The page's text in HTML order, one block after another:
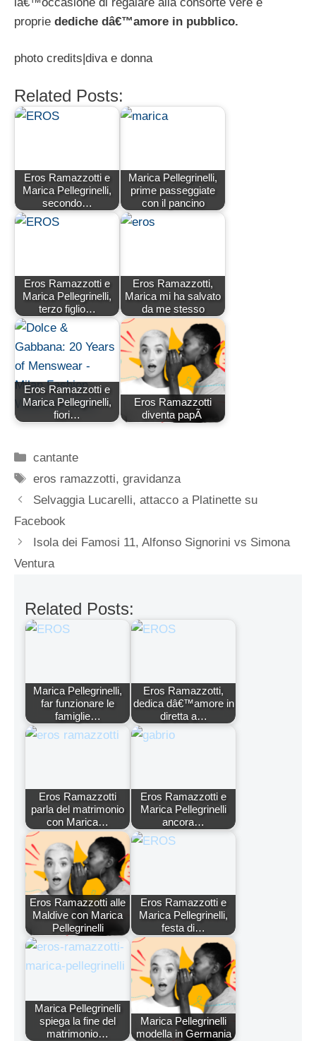
proprie dediche dâ€™amore in pubblico.
photo credits|diva e donna
Related Posts:
Eros Ramazzotti e
Marica Pellegrinelli,
secondo…
Marica Pellegrinelli,
prime passeggiate
con il pancino
Eros Ramazzotti e
Marica Pellegrinelli,
terzo figlio…
Eros Ramazzotti,
Marica mi ha salvato
da me stesso
Eros Ramazzotti e
Marica Pellegrinelli,
fiori…
Eros Ramazzotti
diventa papÃ
Categorie
cantante
Tag
eros ramazzotti,gravidanza
Selvaggia Lucarelli, attacco a Platinette su
Facebook
Isola dei Famosi 11, Alfonso Signorini vs Simona
Ventura
Related Posts:
Marica Pellegrinelli,
far funzionare le
famiglie…
Eros Ramazzotti,
dedica dâ€™amore in
diretta a…
Eros Ramazzotti
parla del matrimonio
con Marica…
Eros Ramazzotti e
Marica Pellegrinelli
ancora…
Eros Ramazzotti alle
Maldive con Marica
Pellegrinelli
Eros Ramazzotti e
Marica Pellegrinelli,
festa di…
Marica Pellegrinelli
spiega la fine del
matrimonio…
Marica Pellegrinelli
modella in Germania